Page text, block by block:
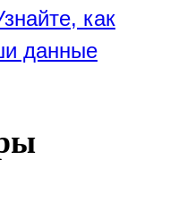
как
данные